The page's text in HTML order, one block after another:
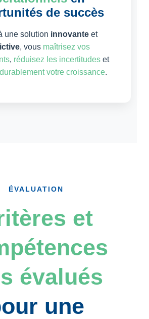
de succès
une solution innovante et
, vous maîtrisez vos
, réduisez les incertitudeset
votre croissance.
ÉVALUATION
et
évalués
une